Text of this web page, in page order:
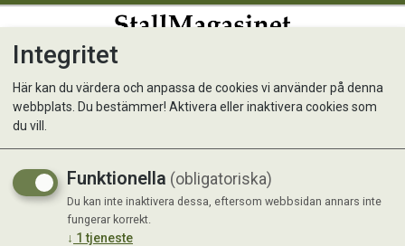
Sopsäck Knythandtag 125 L
Transparent
Integritet
Här kan du värdera och anpassa de cookies vi använder på denna
webbplats. Du bestämmer! Aktivera eller inaktivera cookies som
du vill.
Funktionella (obligatoriska)
Du kan inte inaktivera dessa, eftersom webbsidan annars inte
fungerar korrekt.
↓ 1 tjeneste